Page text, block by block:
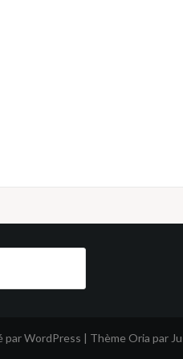
par WordPress | Thème Oria par